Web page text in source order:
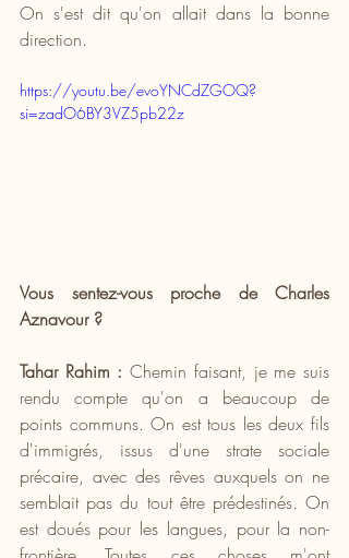
On s'est dit qu'on allait dans la bonne
direction.
https://youtu.be/evoYNCdZGOQ?
si=zadO6BY3VZ5pb22z
Vous sentez-vous proche de Charles
Aznavour ?
Tahar Rahim : Chemin faisant, je me suis
rendu compte qu'on a beaucoup de
points communs. On est tous les deux fils
d'immigrés, issus d'une strate sociale
précaire, avec des rêves auxquels on ne
semblait pas du tout être prédestinés. On
est doués pour les langues, pour la non-